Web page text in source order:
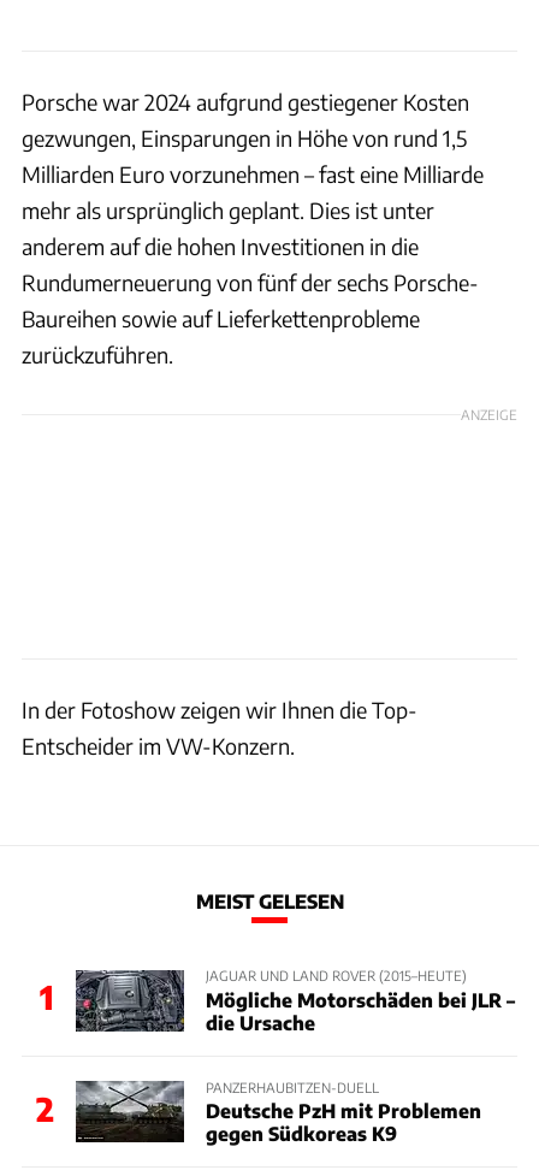
Porsche war 2024 aufgrund gestiegener Kosten
gezwungen, Einsparungen in Höhe von rund 1,5
Milliarden Euro vorzunehmen – fast eine Milliarde
mehr als ursprünglich geplant. Dies ist unter
anderem auf die hohen Investitionen in die
Rundumerneuerung von fünf der sechs Porsche-
Baureihen sowie auf Lieferkettenprobleme
zurückzuführen.
ANZEIGE
In der Fotoshow zeigen wir Ihnen die Top-
Entscheider im VW-Konzern.
MEIST GELESEN
1
JAGUAR UND LAND ROVER (2015–HEUTE)
Mögliche Motorschäden bei JLR –
die Ursache
2
PANZERHAUBITZEN-DUELL
Deutsche PzH mit Problemen
gegen Südkoreas K9